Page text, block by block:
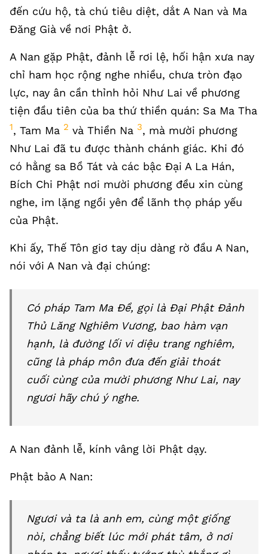
đến cứu hộ, tà chú tiêu diệt, dắt A Nan và Ma
Đăng Già về nơi Phật ở.
A Nan gặp Phật, đảnh lễ rơi lệ, hối hận xưa nay
chỉ ham học rộng nghe nhiều, chưa tròn đạo
lực, nay ân cần thỉnh hỏi Như Lai về phương
tiện đầu tiên của ba thứ thiền quán: Sa Ma Tha
1, Tam Ma 2 và Thiền Na 3, mà mười phương
Như Lai đã tu được thành chánh giác. Khi đó
có hằng sa Bồ Tát và các bậc Đại A La Hán,
Bích Chi Phật nơi mười phương đều xin cùng
nghe, im lặng ngồi yên để lãnh thọ pháp yếu
của Phật.
Khi ấy, Thế Tôn giơ tay dịu dàng rờ đầu A Nan,
nói với A Nan và đại chúng:
Có pháp Tam Ma Đề, gọi là Đại Phật Đảnh
Thủ Lăng Nghiêm Vương, bao hàm vạn
hạnh, là đường lối vi diệu trang nghiêm,
cũng là pháp môn đưa đến giải thoát
cuối cùng của mười phương Như Lai, nay
ngươi hãy chú ý nghe.
A Nan đảnh lễ, kính vâng lời Phật dạy.
Phật bảo A Nan:
Ngươi và ta là anh em, cùng một giống
nòi, chẳng biết lúc mới phát tâm, ở nơi